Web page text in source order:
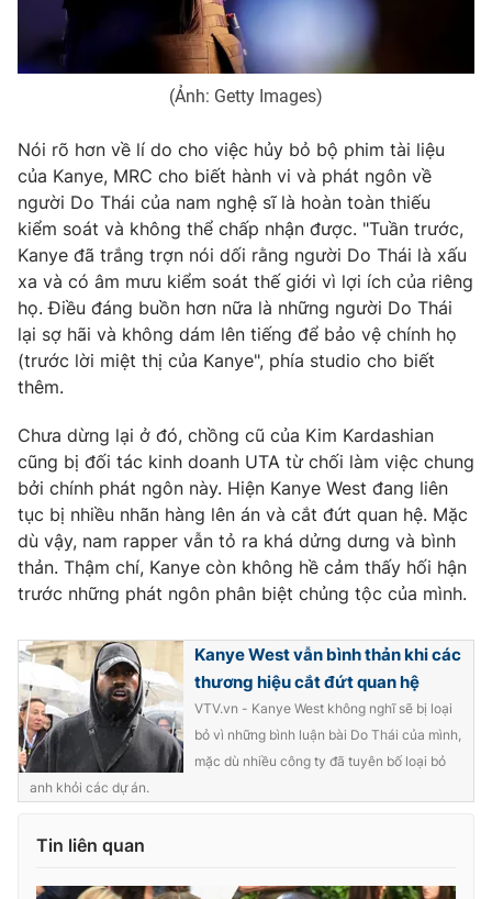
Video Shorts video
VTV Money VTV Thể thao
VTV Sức khoẻ Bất động sản
Thị trường 24h Tấm lòng Việt
VTV4 Vươn mình bằng AI
VTV9 VTV8
Liên hệ tòa soạn
THỜI BÁO VTV
Cơ quan chủ quản:Đài Truyền hình Việt Nam
Cơ quan báo chí:Thời báo VTV
Giấy phép hoạt động báo in và báo điện tử số 483/GP-BTTTT
cấp ngày 29/12/2023
Tổng Biên tập: Vũ Thanh Thủy
Nguyễn Trọng Ninh
(Ảnh: Getty Images)
Nói rõ hơn về lí do cho việc hủy bỏ bộ phim tài liệu
của Kanye, MRC cho biết hành vi và phát ngôn về
người Do Thái của nam nghệ sĩ là hoàn toàn thiếu
kiểm soát và không thể chấp nhận được. "Tuần trước,
Kanye đã trắng trợn nói dối rằng người Do Thái là xấu
xa và có âm mưu kiểm soát thế giới vì lợi ích của riêng
họ. Điều đáng buồn hơn nữa là những người Do Thái
lại sợ hãi và không dám lên tiếng để bảo vệ chính họ
(trước lời miệt thị của Kanye", phía studio cho biết
thêm.
Chưa dừng lại ở đó, chồng cũ của Kim Kardashian
cũng bị đối tác kinh doanh UTA từ chối làm việc chung
bởi chính phát ngôn này. Hiện Kanye West đang liên
tục bị nhiều nhãn hàng lên án và cắt đứt quan hệ. Mặc
dù vậy, nam rapper vẫn tỏ ra khá dửng dưng và bình
thản. Thậm chí, Kanye còn không hề cảm thấy hối hận
trước những phát ngôn phân biệt chủng tộc của mình.
Kanye West vẫn bình thản khi các
thương hiệu cắt đứt quan hệ
VTV.vn - Kanye West không nghĩ sẽ bị loại
bỏ vì những bình luận bài Do Thái của mình,
mặc dù nhiều công ty đã tuyên bố loại bỏ
anh khỏi các dự án.
Tin liên quan